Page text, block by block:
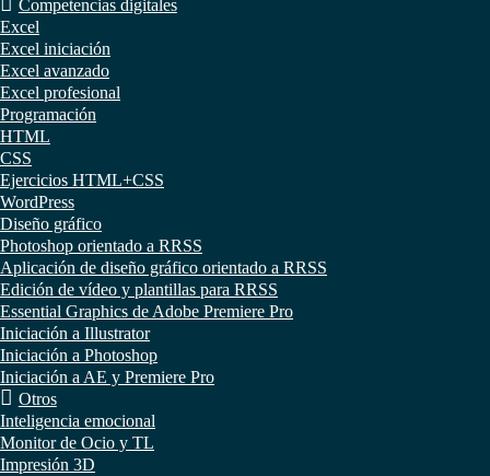
Competencias digitales
Excel
Excel iniciación
Excel avanzado
Excel profesional
Programación
HTML
CSS
Ejercicios HTML+CSS
WordPress
Diseño gráfico
Photoshop orientado a RRSS
Aplicación de diseño gráfico orientado a RRSS
Edición de vídeo y plantillas para RRSS
Essential Graphics de Adobe Premiere Pro
Iniciación a Illustrator
Iniciación a Photoshop
Iniciación a AE y Premiere Pro
Otros
Inteligencia emocional
Monitor de Ocio y TL
Impresión 3D